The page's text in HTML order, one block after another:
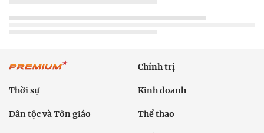
Chính trị
Thời sự Kinh doanh
Dân tộc và Tôn giáo Thể thao